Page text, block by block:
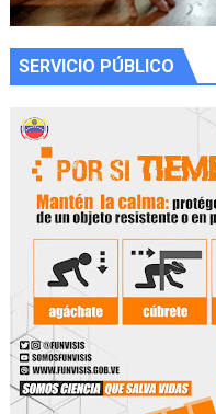
SERVICIO PÚBLICO